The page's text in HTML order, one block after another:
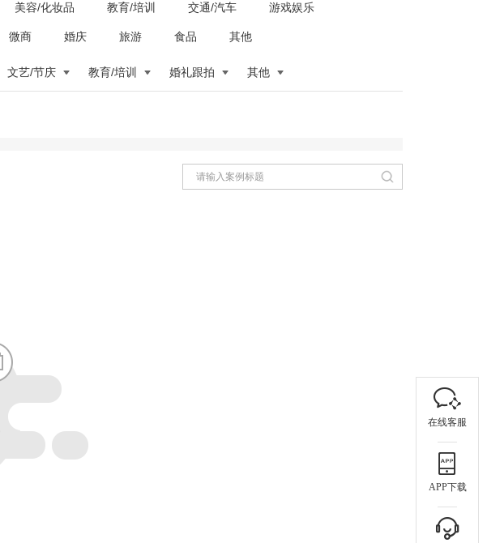
美容/化妆品 教育/培训 交通/汽车 游戏娱乐
微商 婚庆 旅游 食品 其他
文艺/节庆 教育/培训 婚礼跟拍 其他
在线客服
APP下载